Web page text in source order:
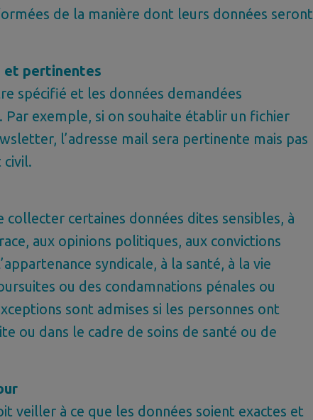
de la manière dont leurs données seront
et pertinentes
spécifié et les données demandées
exemple, si on souhaite établir un fichier
l’adresse mail sera pertinente mais pas
civil.
collecter certaines données dites sensibles, à
aux opinions politiques, aux convictions
syndicale, à la santé, à la vie
ou des condamnations pénales ou
sont admises si les personnes ont
ou dans le cadre de soins de santé ou de
veiller à ce que les données soient exactes et